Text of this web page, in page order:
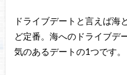
ドライブデートと言えば海
ど定番。海へのドライブデ
気のあるデートの1つです。